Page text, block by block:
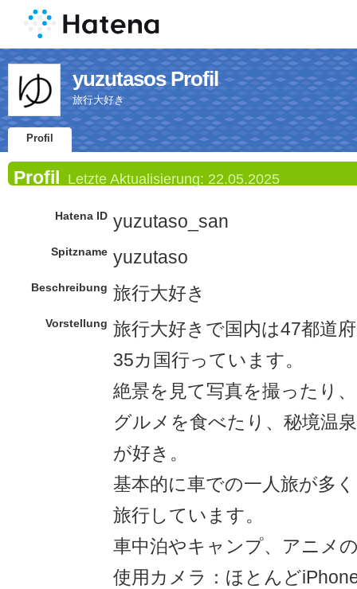
yuzutasos Profil
旅行大好き
Profil
Profil Letzte Aktualisierung: 22.05.2025
Hatena ID yuzutaso_san
Spitzname yuzutaso
Beschreibung 旅行大好き
Vorstellung 旅行大好きで国内は47都道
35カ国行っています。
絶景を見て写真を撮ったり
グルメを食べたり、秘境温
が好き。
基本的に車での一人旅が多
旅行しています。
車中泊やキャンプ、アニメ
使用カメラ：ほとんど